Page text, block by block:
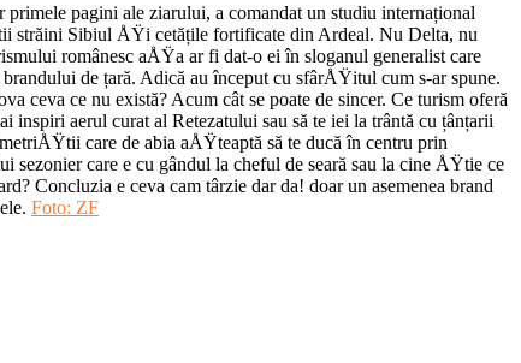
pagini ale ziarului, a comandat un studiu internațional
străini Sibiul ÅŸi cetățile fortificate din Ardeal. Nu Delta, nu
românesc aÅŸa ar fi dat-o ei în sloganul generalist care
de țară. Adică au început cu sfârÅŸitul cum s-ar spune.
ceva ce nu există? Acum cât se poate de sincer. Ce turism oferă
aerul curat al Retezatului sau să te iei la trântă cu țânțarii
care de abia aÅŸteaptă să te ducă în centru prin
sezonier care e cu gândul la cheful de seară sau la cine ÅŸtie ce
Concluzia e ceva cam târzie dar da! doar un asemenea brand
Foto: ZF